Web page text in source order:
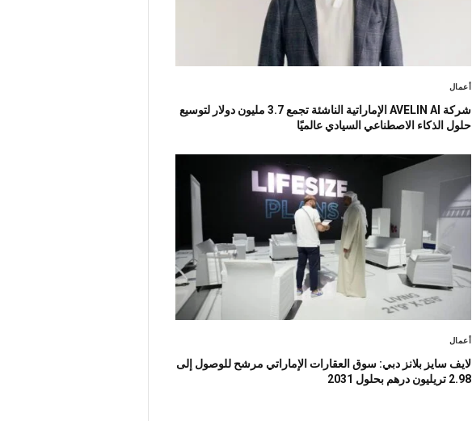
أعمال
شركة AVELIN AI الإماراتية الناشئة تجمع 3.7 مليون دولار لتوسيع
حلول الذكاء الاصطناعي السيادي عالميًا
أعمال
لايف سايز بلانز دبي: سوق العقارات الإماراتي مرشح للوصول إلى
2.98 تريليون درهم بحلول 2031